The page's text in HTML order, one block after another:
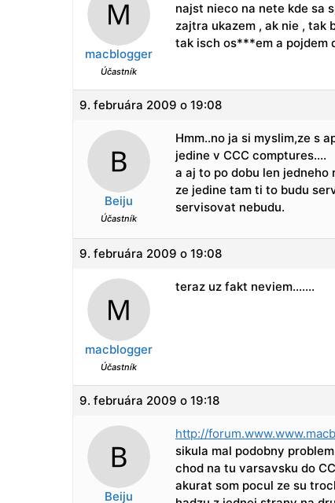
macblogger
Účastník
najst nieco na nete kde sa
zajtra ukazem , ak nie , tak
tak isch os***em a pojdem
9. februára 2009 o 19:08
Beiju
Účastník
Hmm..no ja si myslim,ze s
jedine v CCC comptures….
a aj to po dobu len jedneho
ze jedine tam ti to budu
servisovat nebudu.
9. februára 2009 o 19:08
macblogger
Účastník
teraz uz fakt neviem…….
9. februára 2009 o 19:18
Beiju
http://
sikula mal podobny
chod na tu varsavsku do
akurat som pocul ze su